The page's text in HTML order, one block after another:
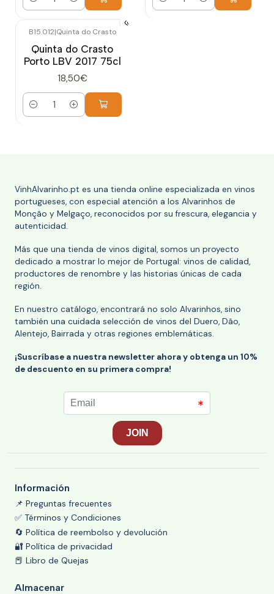
Cantidad Cantidad
B15.012|Quinta do Crasto
Quinta do Crasto
Porto LBV 2017 75cl
18,50€
Cantidad
VinhAlvarinho.pt es una tienda online especializada en vinos
portugueses, con especial atención a los Alvarinhos de
Monção y Melgaço, reconocidos por su frescura, elegancia y
autenticidad.
Más que una tienda de vinos digital, somos un proyecto
dedicado a mostrar lo mejor de Portugal: vinos de calidad,
productores de renombre y las historias únicas de cada
región.
En nuestro catálogo, encontrará no solo Alvarinhos, sino
también una cuidada selección de vinos del Duero, Dão,
Alentejo, Bairrada y otras regiones emblemáticas.
¡Suscríbase a nuestra newsletter ahora y obtenga un 10%
de descuento en su primera compra!
Información
📌 Preguntas frecuentes
✅ Términos y Condiciones
🔄 Política de reembolso y devolución
🔐 Política de privacidad
📕 Libro de Quejas
Almacenar